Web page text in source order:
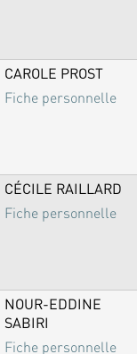
CAROLE PROST
Fiche personnelle
CÉCILE RAILLARD
Fiche personnelle
NOUR-EDDINE
SABIRI
Fiche personnelle